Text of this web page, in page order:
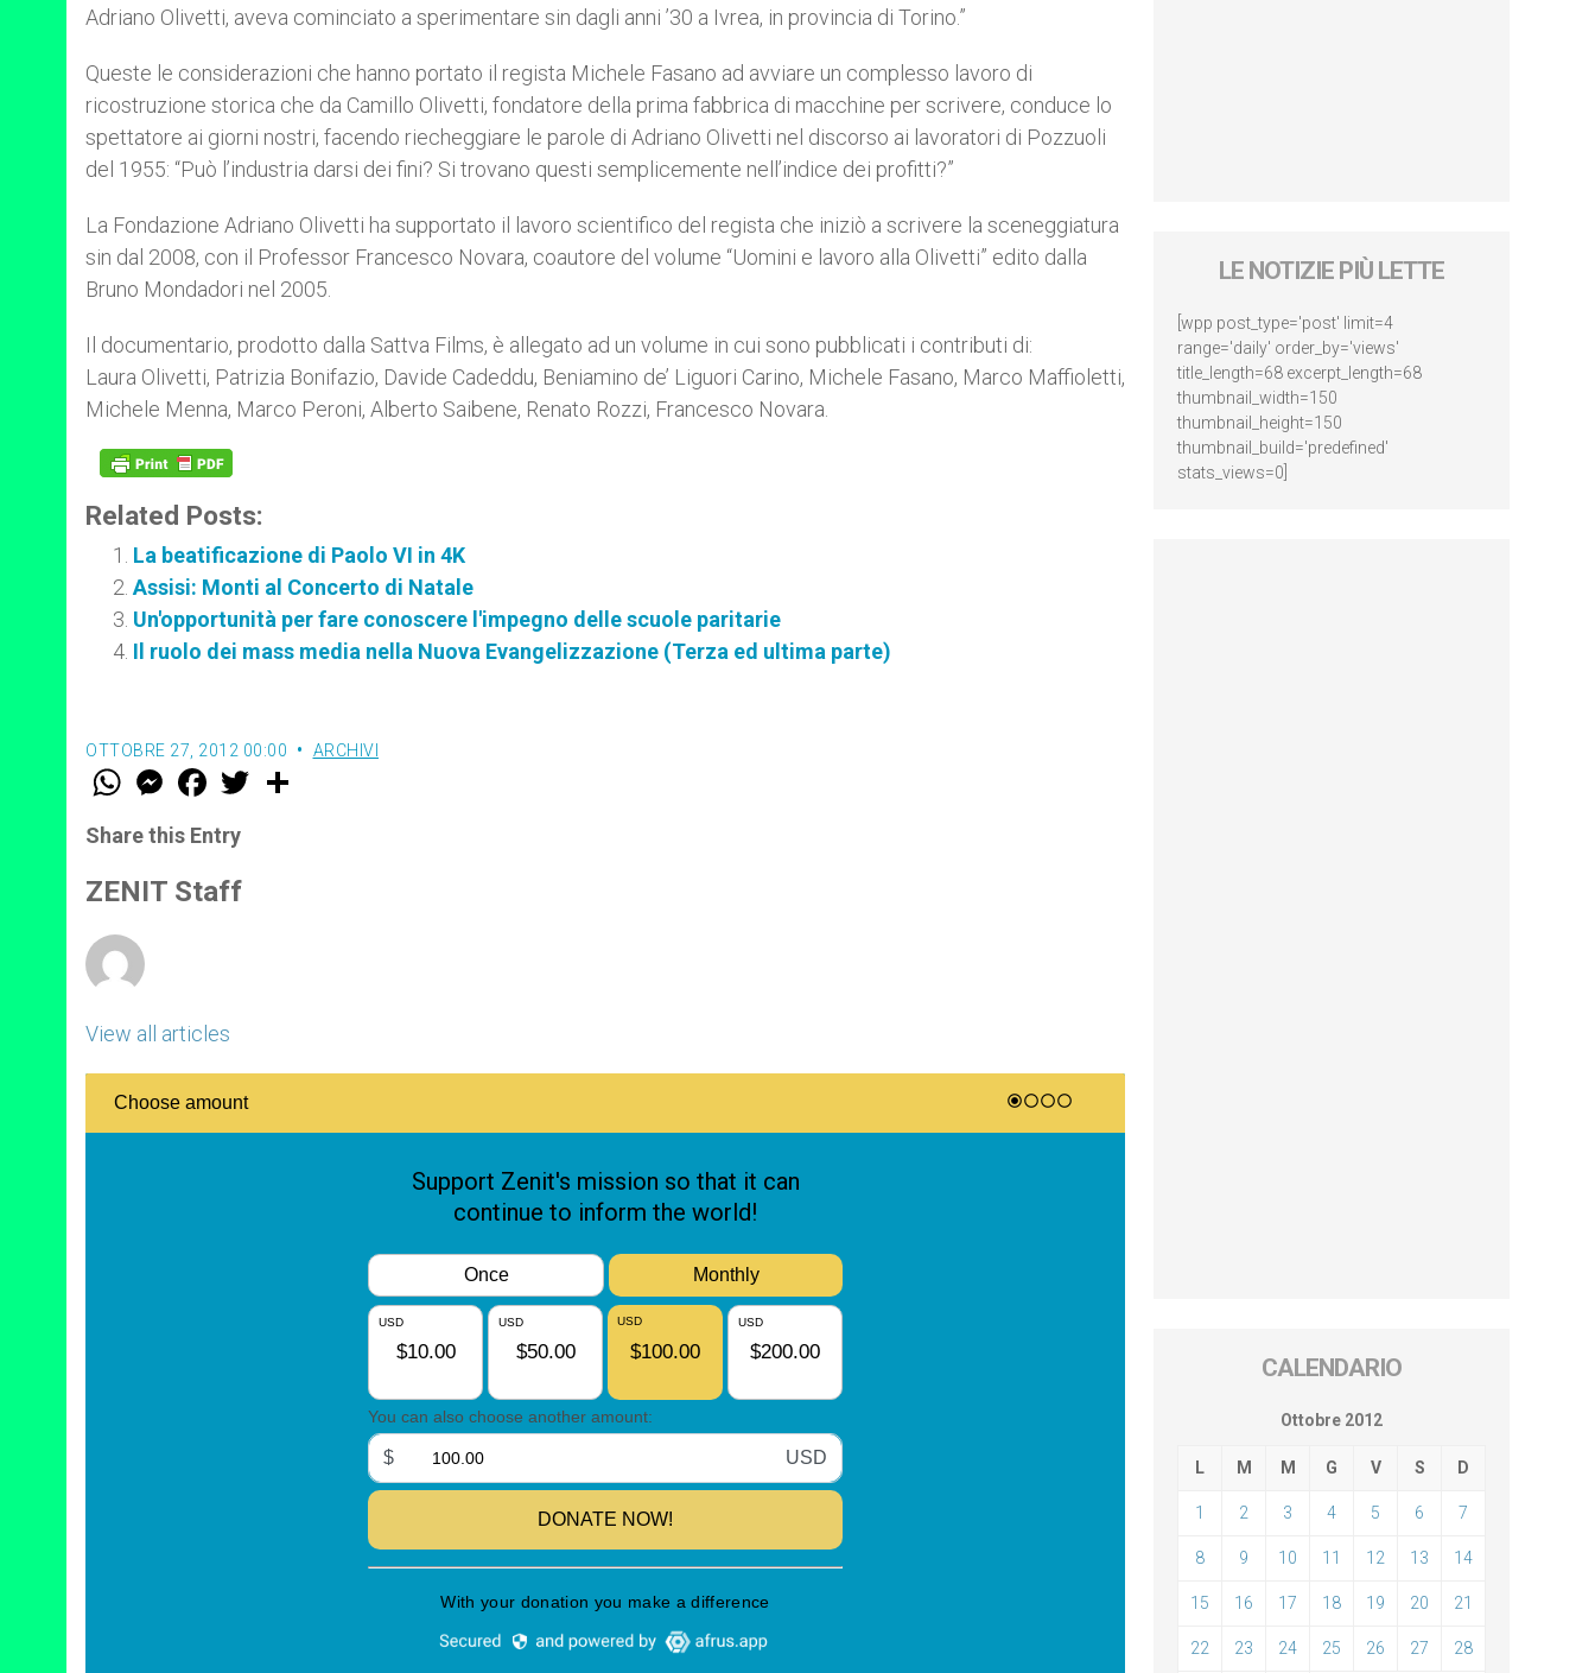
Adriano Olivetti, aveva cominciato a sperimentare sin dagli anni ’30 a Ivrea, in provincia di Torino.”
Queste le considerazioni che hanno portato il regista Michele Fasano ad avviare un complesso lavoro di
ricostruzione storica che da Camillo Olivetti, fondatore della prima fabbrica di macchine per scrivere, conduce lo
spettatore ai giorni nostri, facendo riecheggiare le parole di Adriano Olivetti nel discorso ai lavoratori di Pozzuoli
del 1955: “Può l’industria darsi dei fini? Si trovano questi semplicemente nell’indice dei profitti?”
La Fondazione Adriano Olivetti ha supportato il lavoro scientifico del regista che iniziò a scrivere la sceneggiatura
sin dal 2008, con il Professor Francesco Novara, coautore del volume “Uomini e lavoro alla Olivetti” edito dalla
Bruno Mondadori nel 2005.
Il documentario, prodotto dalla Sattva Films, è allegato ad un volume in cui sono pubblicati i contributi di:
Laura Olivetti, Patrizia Bonifazio, Davide Cadeddu, Beniamino de’ Liguori Carino, Michele Fasano, Marco Maffioletti,
Michele Menna, Marco Peroni, Alberto Saibene, Renato Rozzi, Francesco Novara.
Related Posts:
La beatificazione di Paolo VI in 4K
Assisi: Monti al Concerto di Natale
Un'opportunità per fare conoscere l'impegno delle scuole paritarie
Il ruolo dei mass media nella Nuova Evangelizzazione (Terza ed ultima parte)
OTTOBRE 27, 2012 00:00 ARCHIVI
W
t
s
p
p
M
e
s
e
g
e
F
a
e
b
o
k
w
Share this Entry
ZENIT Staff
View all articles
LE NOTIZIE PIÙ LETTE
[wpp post_type='post' limit=4
range='daily' order_by='views'
title_length=68 excerpt_length=68
thumbnail_width=150
thumbnail_height=150
thumbnail_build='predefined'
stats_views=0]
CALENDARIO
Ottobre 2012
L M M G V S D
1 2 3 4 5 6 7
8 9 10 11 12 13 14
15 16 17 18 19 20 21
22 23 24 25 26 27 28